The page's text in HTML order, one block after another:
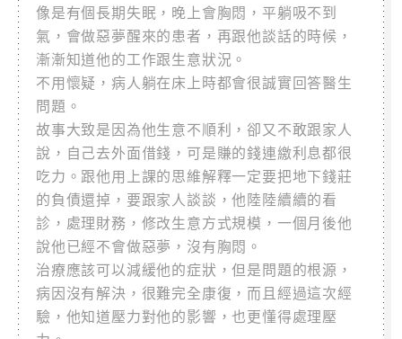
像是有個長期失眠，晚上會胸悶，平躺吸不到
氣，會做惡夢醒來的患者，再跟他談話的時候，
漸漸知道他的工作跟生意狀況。
不用懷疑，病人躺在床上時都會很誠實回答醫生
問題。
故事大致是因為他生意不順利，卻又不敢跟家人
說，自己去外面借錢，可是賺的錢連繳利息都很
吃力。跟他用上課的思維解釋一定要把地下錢莊
的負債還掉，要跟家人談談，他陸陸續續的看
診，處理財務，修改生意方式規模，一個月後他
說他已經不會做惡夢，沒有胸悶。
治療應該可以減緩他的症狀，但是問題的根源，
病因沒有解決，很難完全康復，而且經過這次經
驗，他知道壓力對他的影響，也更懂得處理壓